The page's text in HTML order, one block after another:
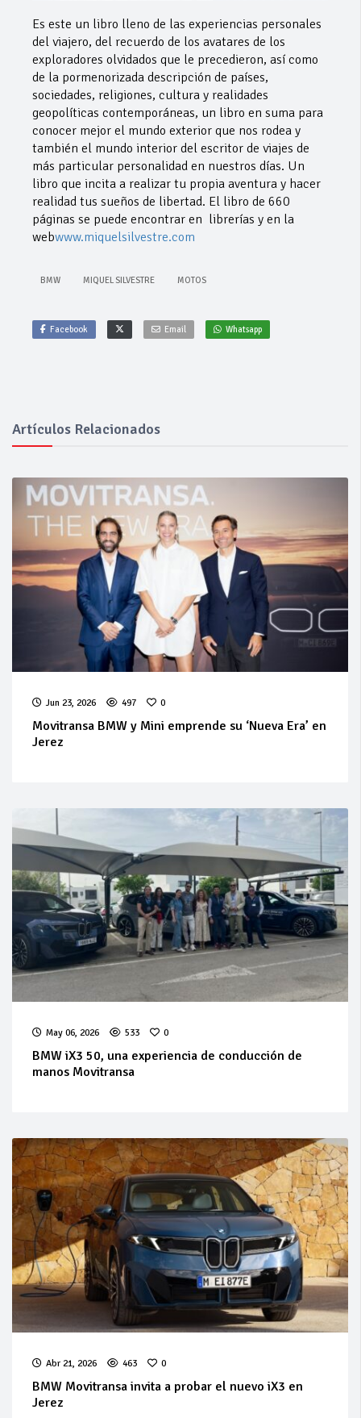
Es este un libro lleno de las experiencias personales
del viajero, del recuerdo de los avatares de los
exploradores olvidados que le precedieron, así como
de la pormenorizada descripción de países,
sociedades, religiones, cultura y realidades
geopolíticas contemporáneas, un libro en suma para
conocer mejor el mundo exterior que nos rodea y
también el mundo interior del escritor de viajes de
más particular personalidad en nuestros días. Un
libro que incita a realizar tu propia aventura y hacer
realidad tus sueños de libertad. El libro de 660
páginas se puede encontrar en librerías y en la
webwww.miquelsilvestre.com
BMW MIQUEL SILVESTRE MOTOS
Facebook Email Whatsapp
Artículos Relacionados
Jun 23, 2026 497 0
Movitransa BMW y Mini emprende su ‘Nueva Era’ en
Jerez
May 06, 2026 533 0
BMW iX3 50, una experiencia de conducción de
manos Movitransa
Abr 21, 2026 463 0
BMW Movitransa invita a probar el nuevo iX3 en
Jerez